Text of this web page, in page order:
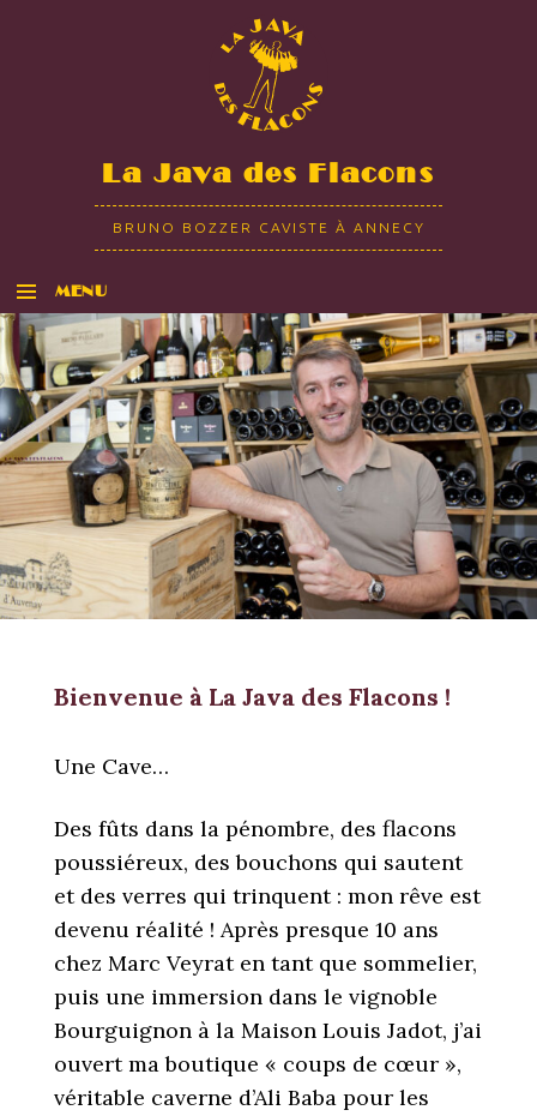
La Java des Flacons
BRUNO BOZZER CAVISTE À ANNECY
MENU
ALLER AU CONTENU
Bienvenue à La Java des Flacons !
Une Cave…
Des fûts dans la pénombre, des flacons
poussiéreux, des bouchons qui sautent
et des verres qui trinquent : mon rêve est
devenu réalité ! Après presque 10 ans
chez Marc Veyrat en tant que sommelier,
puis une immersion dans le vignoble
Bourguignon à la Maison Louis Jadot, j’ai
ouvert ma boutique « coups de cœur »,
véritable caverne d’Ali Baba pour les